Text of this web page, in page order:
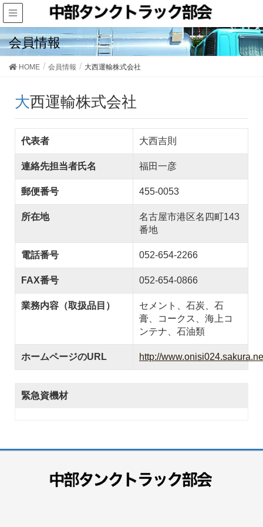
会員情報
HOME 会員情報 大西運輸株式会社
大西運輸株式会社
代表者 大西吉則
連絡先担当者氏名 福田一彦
郵便番号 455-0053
所在地
名古屋市港区名四町143
番地
電話番号 052-654-2266
FAX番号 052-654-0866
業務内容（取扱品目）
セメント、石炭、石
膏、コークス、海上コ
ンテナ、石油類
ホームページのURL http://
緊急資機材